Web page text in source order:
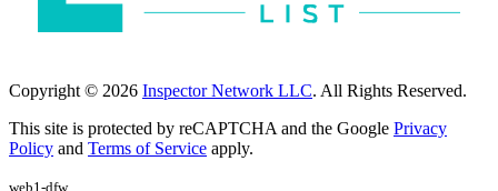
Copyright © 2026 Inspector Network LLC. All Rights Reserved.
This site is protected by reCAPTCHA and the Google Privacy
Policy and Terms of Service apply.
web1-dfw